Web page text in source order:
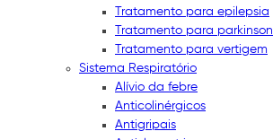
Tratamento para epilepsia
Tratamento para parkinson
Tratamento para vertigem
Sistema Respiratório
Alívio da febre
Anticolinérgicos
Antigripais